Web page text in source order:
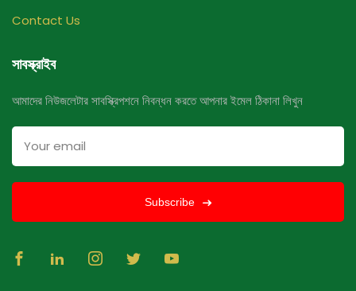
Contact Us
সাবস্ক্রাইব
আমাদের নিউজলেটার সাবস্ক্রিপশনে নিবন্ধন করতে আপনার ইমেল ঠিকানা লিখুন
Subscribe